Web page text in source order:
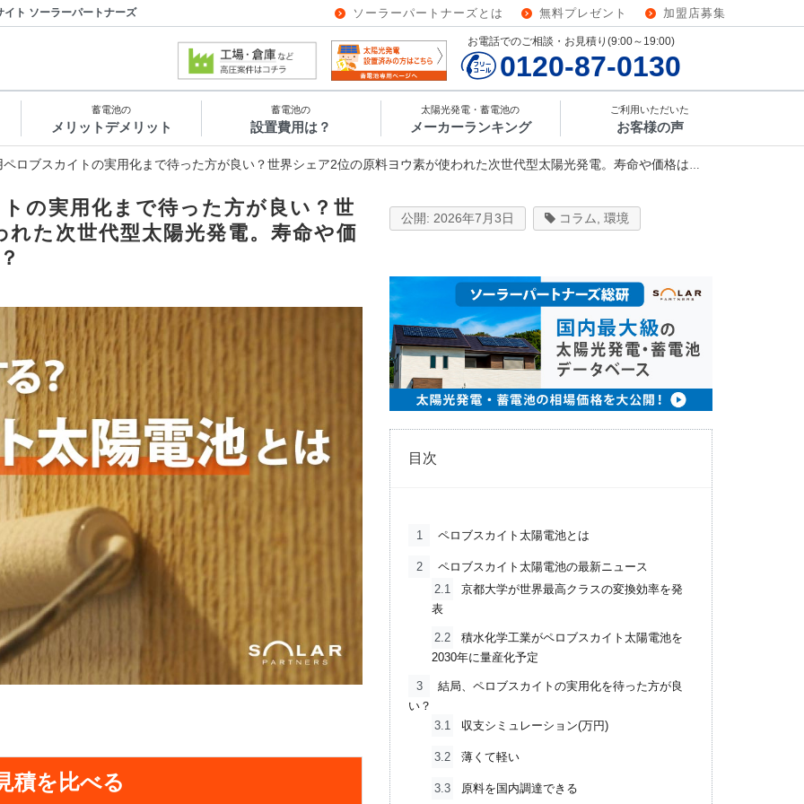
ト ソーラーパートナーズ ソーラーパートナーズとは 無料プレゼント 加盟店募集
お電話でのご相談・お見積り(9:00～19:00)
0120-87-0130
蓄電池の
メリットデメリット
蓄電池の
設置費用は？
太陽光発電・蓄電池の
メーカーランキング
ご利用いただいた
お客様の声
ブスカイトの実用化まで待った方が良い？世界シェア2位の原料ヨウ素が使われた次世代型太陽光発電。寿命や価格は？タンデム型は開発された？
の実用化まで待った方が良い？世
た次世代型太陽光発電。寿命や価
積を比べる
2026年7月3日 コラム 環境
目次
1 ペロブスカイト太陽電池とは
2
ペロブスカイト太陽電池の最新ニュース
2.1
京都大学が世界最高クラスの変換効率を発
表
2.2
積水化学工業がペロブスカイト太陽電池を
2030年に量産化予定
3
結局、ペロブスカイトの実用化を待った方が良
い？
3.1
収支シミュレーション(万円)
3.2 薄くて軽い
3.3 原料を国内調達できる